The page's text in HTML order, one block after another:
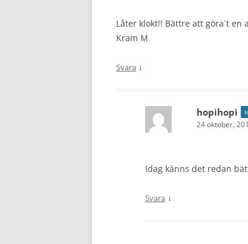
Låter klokt!! Bättre att göra´t en
Kram M
Svara ↓
hopihopi
24 oktober,
Idag känns det redan
Svara ↓